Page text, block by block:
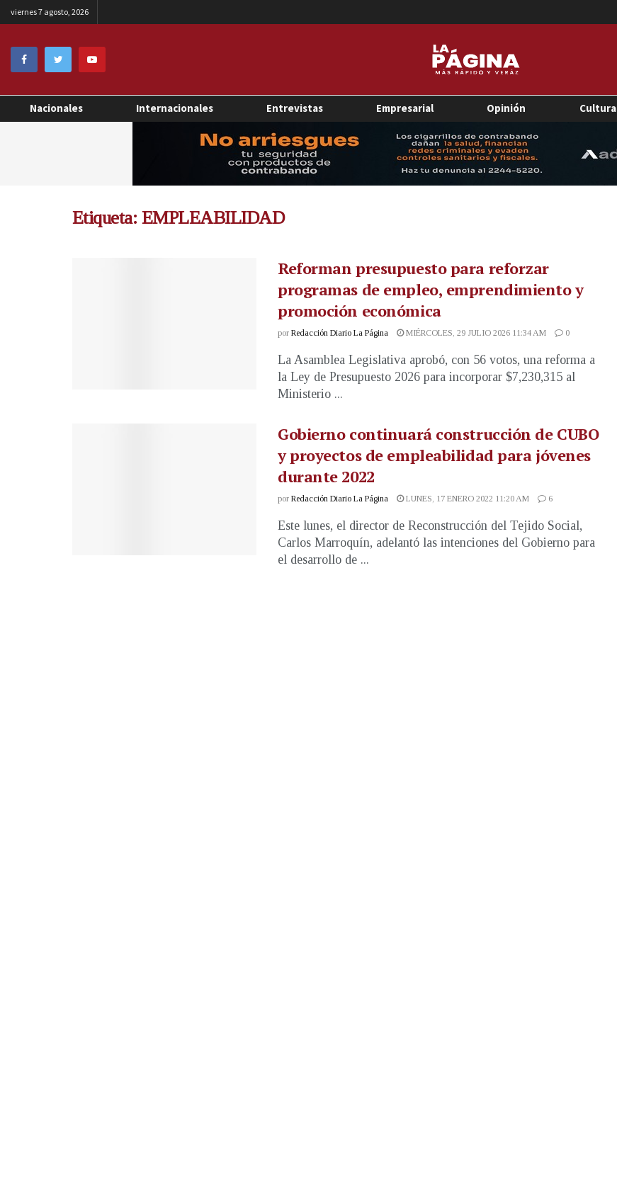
viernes 7 agosto, 2026
Nacionales Internacionales Entrevistas Empresarial Opinión Cultura
Etiqueta: EMPLEABILIDAD
Reforman presupuesto para reforzar
programas de empleo, emprendimiento y
promoción económica
por Redacción Diario La Página MIÉRCOLES, 29 JULIO 2026 11:34 AM 0
La Asamblea Legislativa aprobó, con 56 votos, una reforma a
la Ley de Presupuesto 2026 para incorporar $7,230,315 al
Ministerio ...
Gobierno continuará construcción de CUBO
y proyectos de empleabilidad para jóvenes
durante 2022
por Redacción Diario La Página LUNES, 17 ENERO 2022 11:20 AM 6
Este lunes, el director de Reconstrucción del Tejido Social,
Carlos Marroquín, adelantó las intenciones del Gobierno para
el desarrollo de ...